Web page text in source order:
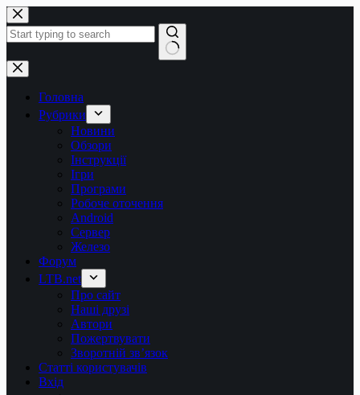
Перейти
до
вмісту
Немає
результатів
Головна
Рубрики
Новини
Обзори
Інструкції
Ігри
Програми
Робоче оточення
Android
Сервер
Железо
Форум
LTB.net
Про сайт
Наші друзі
Автори
Пожертвувати
Зворотній зв’язок
Статті користувачів
Вхід